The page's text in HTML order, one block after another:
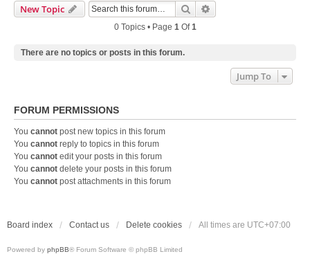
New Topic Search
0 Topics • Page 1Of1
There are no topics or posts in this forum.
Jump To
FORUM PERMISSIONS
You cannot post new topics in this forum
You cannot reply to topics in this forum
You cannot edit your posts in this forum
You cannot delete your posts in this forum
You cannot post attachments in this forum
Board index Contact us Delete cookies All times are UTC+07:00
Powered by phpBB® Forum Software © phpBB Limited